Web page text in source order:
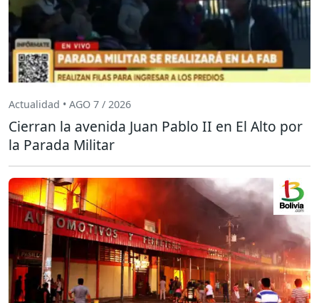
Actualidad • AGO 7 / 2026
Cierran la avenida Juan Pablo II en El Alto por
la Parada Militar